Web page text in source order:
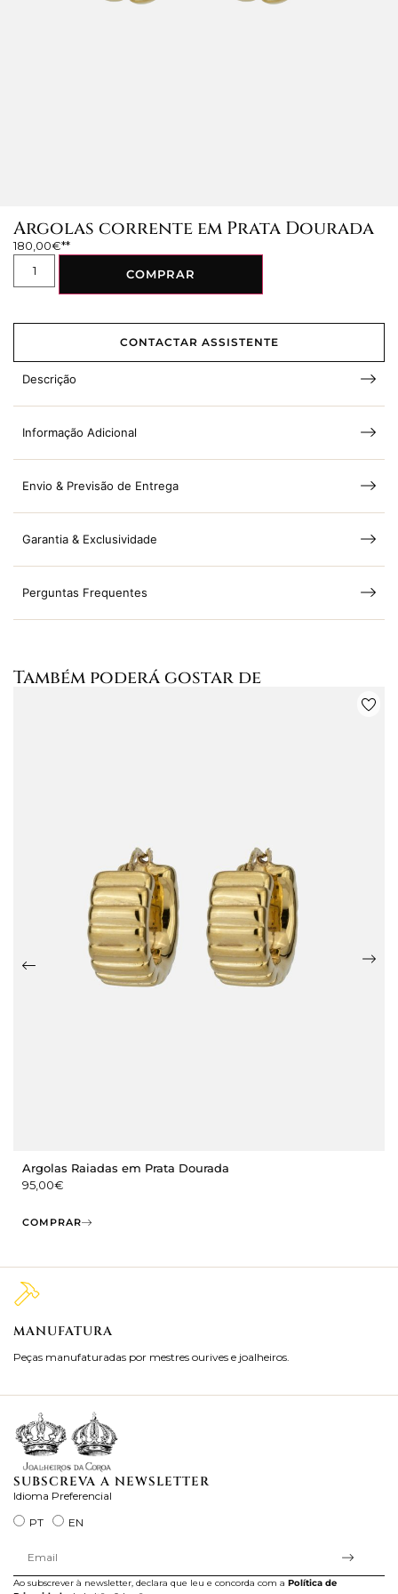
Argolas corrente em Prata Dourada
180,00€
COMPRAR
CONTACTAR ASSISTENTE
Descrição
Informação Adicional
Envio & Previsão de Entrega
Garantia & Exclusividade
Perguntas Frequentes
Também poderá gostar de
Argolas Raiadas em Prata Dourada
95,00€
COMPRAR
MANUFATURA
Peças manufaturadas por mestres ourives e joalheiros.
SUBSCREVA A NEWSLETTER
Idioma Preferencial
PT
EN
Ao subscrever à newsletter, declara que leu e concorda com a Política de